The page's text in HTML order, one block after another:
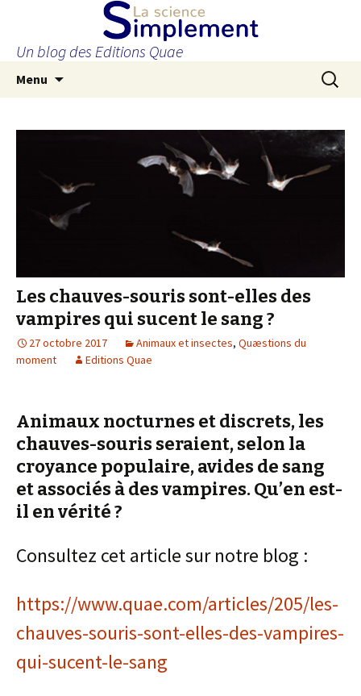
Un blog des Editions Quae
Menu
principal
Les chauves-souris sont-elles des
vampires qui sucent le sang ?
27 octobre 2017 Animaux et insectes, Quæstions du
moment
Editions Quae
Animaux nocturnes et discrets, les
chauves-souris seraient, selon la
croyance populaire, avides de sang
et associés à des vampires. Qu’en est-
il en vérité ?
Consultez cet article sur notre blog :
https://www.quae.com/articles/205/les-
chauves-souris-sont-elles-des-vampires-
qui-sucent-le-sang